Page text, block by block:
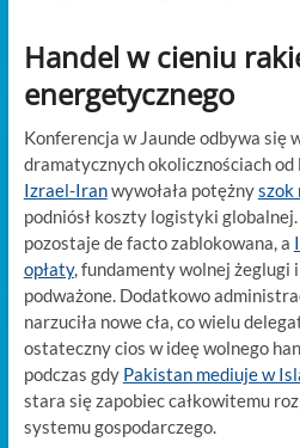
Handel w cieniu
energetycznego
Konferencja w Jaunde odbywa się
dramatycznych okolicznościach od
Izrael-Iranwywołała potężnyszok
podniósł koszty logistyki
pozostaje de facto zablokowana, a
opłaty, fundamenty wolnej żeglugi
podważone. Dodatkowo
narzuciła nowe cła, co wielu
ostateczny cios w ideę wolnego
podczas gdy Pakistan mediuje w
stara się zapobiec całkowitemu
systemu gospodarczego.